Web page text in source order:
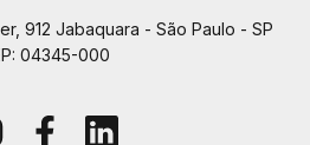
912 Jabaquara - São Paulo - SP
04345-000